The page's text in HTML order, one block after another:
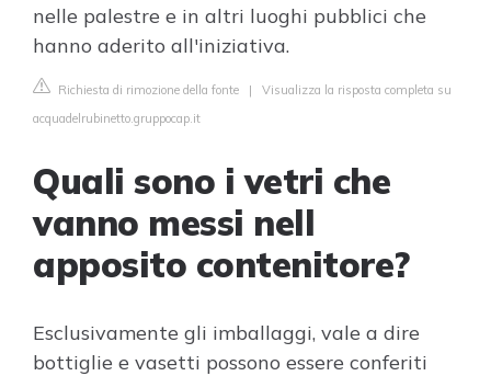
nelle palestre e in altri luoghi pubblici che
hanno aderito all'iniziativa.
Richiesta di rimozione della fonte | Visualizza la risposta completa su
acquadelrubinetto.gruppocap.it
Quali sono i vetri che
vanno messi nell
apposito contenitore?
Esclusivamente gli imballaggi, vale a dire
bottiglie e vasetti possono essere conferiti